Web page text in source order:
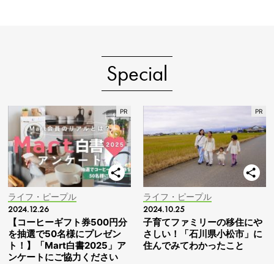
Special
ライフ・ピープル
2024.12.26
【コーヒーギフト券500円分
を抽選で50名様にプレゼン
ト！】「Mart白書2025」ア
ンケートにご協力ください
ライフ・ピープル
2024.10.25
子育てファミリーの移住にや
さしい！「石川県小松市」に
住んでみてわかったこと